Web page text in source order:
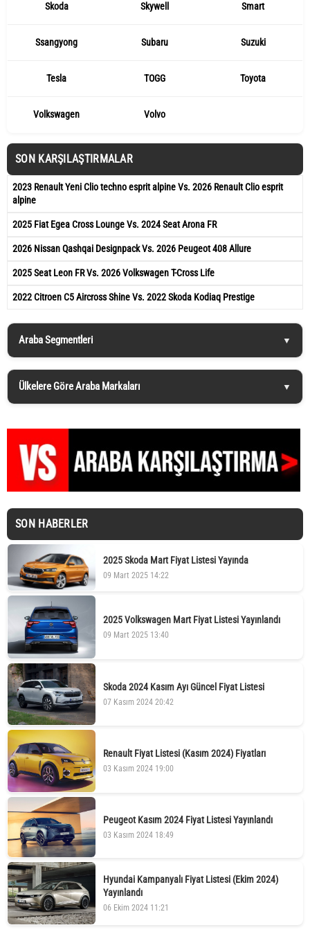
Skoda Skywell Smart
Ssangyong Subaru Suzuki
Tesla TOGG Toyota
Volkswagen Volvo
SON KARŞILAŞTIRMALAR
2023 Renault Yeni Clio techno esprit alpine Vs. 2026 Renault Clio esprit
alpine
2025 Fiat Egea Cross Lounge Vs. 2024 Seat Arona FR
2026 Nissan Qashqai Designpack Vs. 2026 Peugeot 408 Allure
2025 Seat Leon FR Vs. 2026 Volkswagen T-Cross Life
2022 Citroen C5 Aircross Shine Vs. 2022 Skoda Kodiaq Prestige
Araba Segmentleri
Ülkelere Göre Araba Markaları
SON HABERLER
2025 Skoda Mart Fiyat Listesi Yayında
09 Mart 2025 14:22
2025 Volkswagen Mart Fiyat Listesi Yayınlandı
09 Mart 2025 13:40
Skoda 2024 Kasım Ayı Güncel Fiyat Listesi
07 Kasım 2024 20:42
Renault Fiyat Listesi (Kasım 2024) Fiyatları
03 Kasım 2024 19:00
Peugeot Kasım 2024 Fiyat Listesi Yayınlandı
03 Kasım 2024 18:49
Hyundai Kampanyalı Fiyat Listesi (Ekim 2024)
Yayınlandı
06 Ekim 2024 11:21